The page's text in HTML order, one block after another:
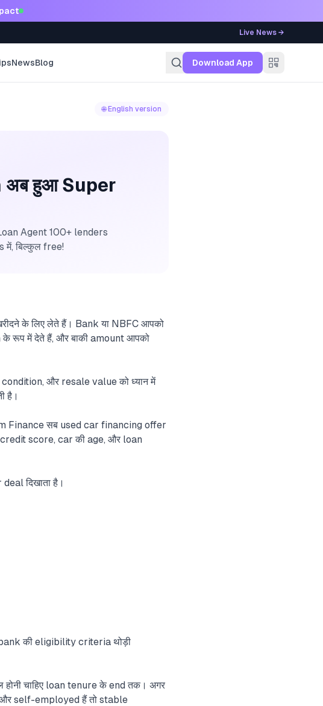
Live News →
NewsBlog Download App
🌐 English version
अब हुआ Super
Agent 100+ lenders
में, बिल्कुल free!
के लिए लेते हैं। Bank या NBFC आपको
रूप में देते हैं, और बाकी amount आपको
और resale value को ध्यान में
है।
Finance सब used car financing offer
score, car की age, और loan
दिखाता है।
की eligibility criteria थोड़ी
चाहिए loan tenure के end तक। अगर
self-employed हैं तो stable